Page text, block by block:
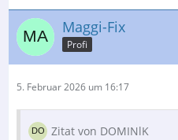
Maggi-Fix
Profi
5. Februar 2026 um 16:17
Zitat von DOMINlK